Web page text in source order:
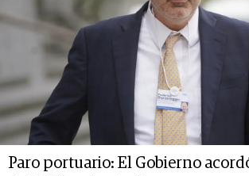
Paro portuario: El Gobierno